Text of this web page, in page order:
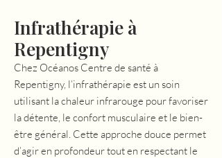
Infrathérapie à
Repentigny
Chez Océanos Centre de santé à
Repentigny, l’infrathérapie est un soin
utilisant la chaleur infrarouge pour favoriser
la détente, le confort musculaire et le bien-
être général. Cette approche douce permet
d’agir en profondeur tout en respectant le